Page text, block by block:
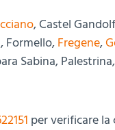
, Castel
Formello, Fregene,
Sabina,
per verificare